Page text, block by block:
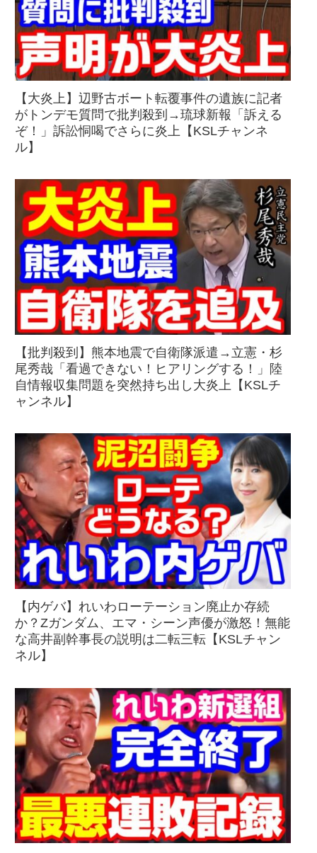
【大炎上】辺野古ボート転覆事件の遺族に記者
がトンデモ質問で批判殺到→琉球新報「訴える
ぞ！」訴訟恫喝でさらに炎上【KSLチャンネ
ル】
【批判殺到】熊本地震で自衛隊派遣→立憲・杉
尾秀哉「看過できない！ヒアリングする！」陸
自情報収集問題を突然持ち出し大炎上【KSLチ
ャンネル】
【内ゲバ】れいわローテーション廃止か存続
か？Zガンダム、エマ・シーン声優が激怒！無能
な高井副幹事長の説明は二転三転【KSLチャン
ネル】